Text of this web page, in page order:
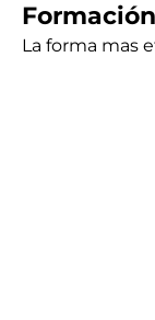
Formación
La forma mas